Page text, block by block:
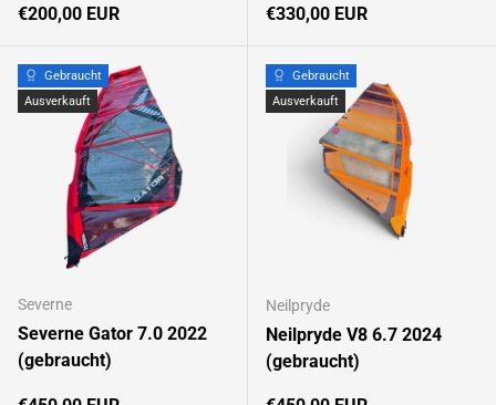
Normaler Preis
€200,00 EUR Normaler Preis
€330,00 EUR
Gebraucht
Ausverkauft
Severne
Severne Gator 7.0 2022
(gebraucht)
Gebraucht
Ausverkauft
Neilpryde
Neilpryde V8 6.7 2024
(gebraucht)